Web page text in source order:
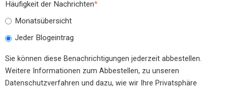
Häufigkeit der Nachrichten*
Monatsübersicht
Jeder Blogeintrag
Sie können diese Benachrichtigungen jederzeit abbestellen.
Weitere Informationen zum Abbestellen, zu unseren
Datenschutzverfahren und dazu, wie wir Ihre Privatsphäre